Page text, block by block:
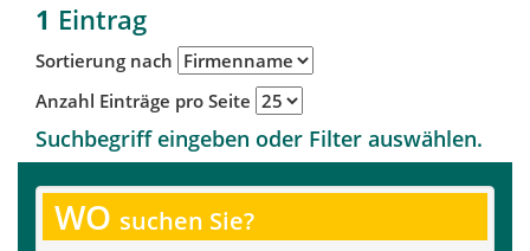
1 Eintrag
Sortierung nach
Anzahl Einträge pro Seite
Suchbegriff eingeben oder Filter auswählen.
WO suchen Sie?